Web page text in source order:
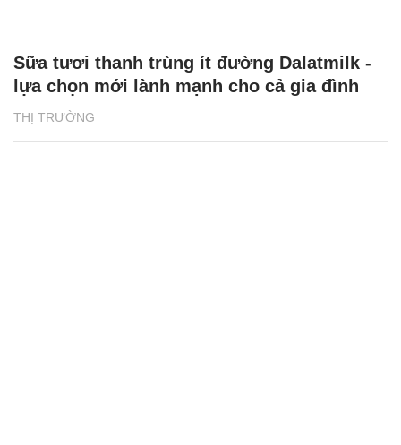
THỊ TRƯỜNG
Sữa tươi thanh trùng ít đường Dalatmilk -
lựa chọn mới lành mạnh cho cả gia đình